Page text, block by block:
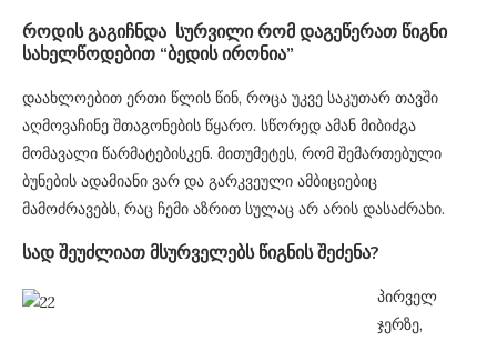
როდის გაგიჩნდა სურვილი რომ დაგეწერათ წიგნი
სახელწოდებით “ბედის ირონია”
დაახლოებით ერთი წლის წინ, როცა უკვე საკუთარ თავში
აღმოვაჩინე შთაგონების წყარო. სწორედ ამან მიბიძგა
მომავალი წარმატებისკენ. მითუმეტეს, რომ შემართებული
ბუნების ადამიანი ვარ და გარკვეული ამბიციებიც
მამოძრავებს, რაც ჩემი აზრით სულაც არ არის დასაძრახი.
სად შეუძლიათ მსურველებს წიგნის შეძენა?
პირველ
ჯერზე,